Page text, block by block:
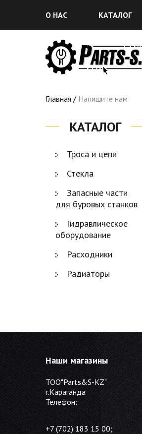
О НАС КАТАЛОГ
Вы здесь
Главная / Напишите нам
КАТАЛОГ
Троса и цепи
Стекла
Запасные части
для буровых станков
Гидравлическое
оборудование
Расходники
Радиаторы
Наши магазины
ТОО"Parts&S-KZ"
г.Караганда
Телефон:
+7 (702) 183 15 00;